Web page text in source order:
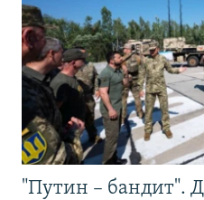
"Путин – бандит".